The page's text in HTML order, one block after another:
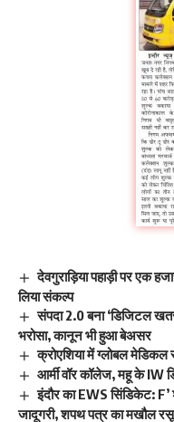
देवगुराड़िया पहाड़ी पर एक
लिया संकल्प
संपदा 2.0 बना ‘डिजिटल
भरोसा, कानून भी हुआ बेअसर
क्रोएशिया में ग्लोबल
आर्मी वॉर कॉलेज, महू के IW
इंदौर का EWS सिंडिकेट:
जादूगरी, शपथ पत्र का मखौल